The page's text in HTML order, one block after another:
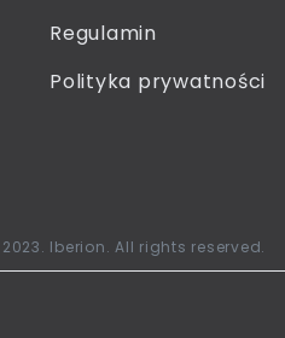
Regulamin
Polityka prywatności
Iberion. All rights reserved.